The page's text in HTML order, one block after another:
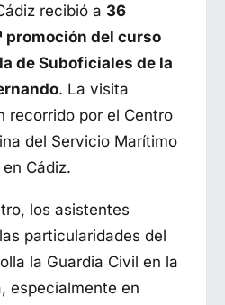
recibió a 36
promoción del curso
de Suboficiales de la
. La visita
recorrido por el Centro
del Servicio Marítimo
Cádiz.
los asistentes
particularidades del
la Guardia Civil en la
especialmente en